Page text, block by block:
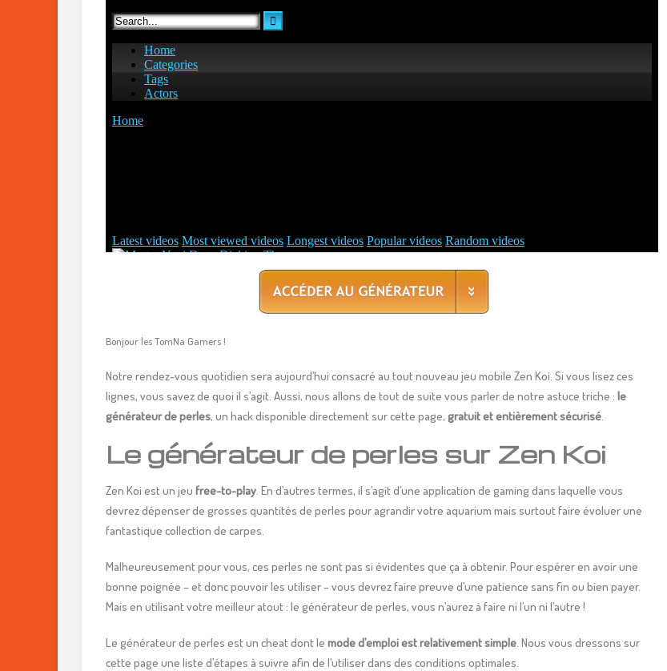
Bonjour les TomNa Gamers !
Notre rendez-vous quotidien sera aujourd’hui consacré au tout nouveau jeu mobile Zen Koi. Si vous lisez ces
lignes, vous savez de quoi il s’agit. Aussi, nous allons de tout de suite vous parler de notre astuce triche : le
générateur de perles, un hack disponible directement sur cette page, gratuit et entièrement sécurisé.
Le générateur de perles sur Zen Koi
Zen Koi est un jeu free-to-play. En d’autres termes, il s’agit d’une application de gaming dans laquelle vous
devrez dépenser de grosses quantités de perles pour agrandir votre aquarium mais surtout faire évoluer une
fantastique collection de carpes.
Malheureusement pour vous, ces perles ne sont pas si évidentes que ça à obtenir. Pour espérer en avoir une
bonne poignée – et donc pouvoir les utiliser – vous devrez faire preuve d’une patience sans fin ou bien payer.
Mais en utilisant votre meilleur atout : le générateur de perles, vous n’aurez à faire ni l’un ni l’autre !
Le générateur de perles est un cheat dont le mode d’emploi est relativement simple. Nous vous dressons sur
cette page une liste d’étapes à suivre afin de l’utiliser dans des conditions optimales.